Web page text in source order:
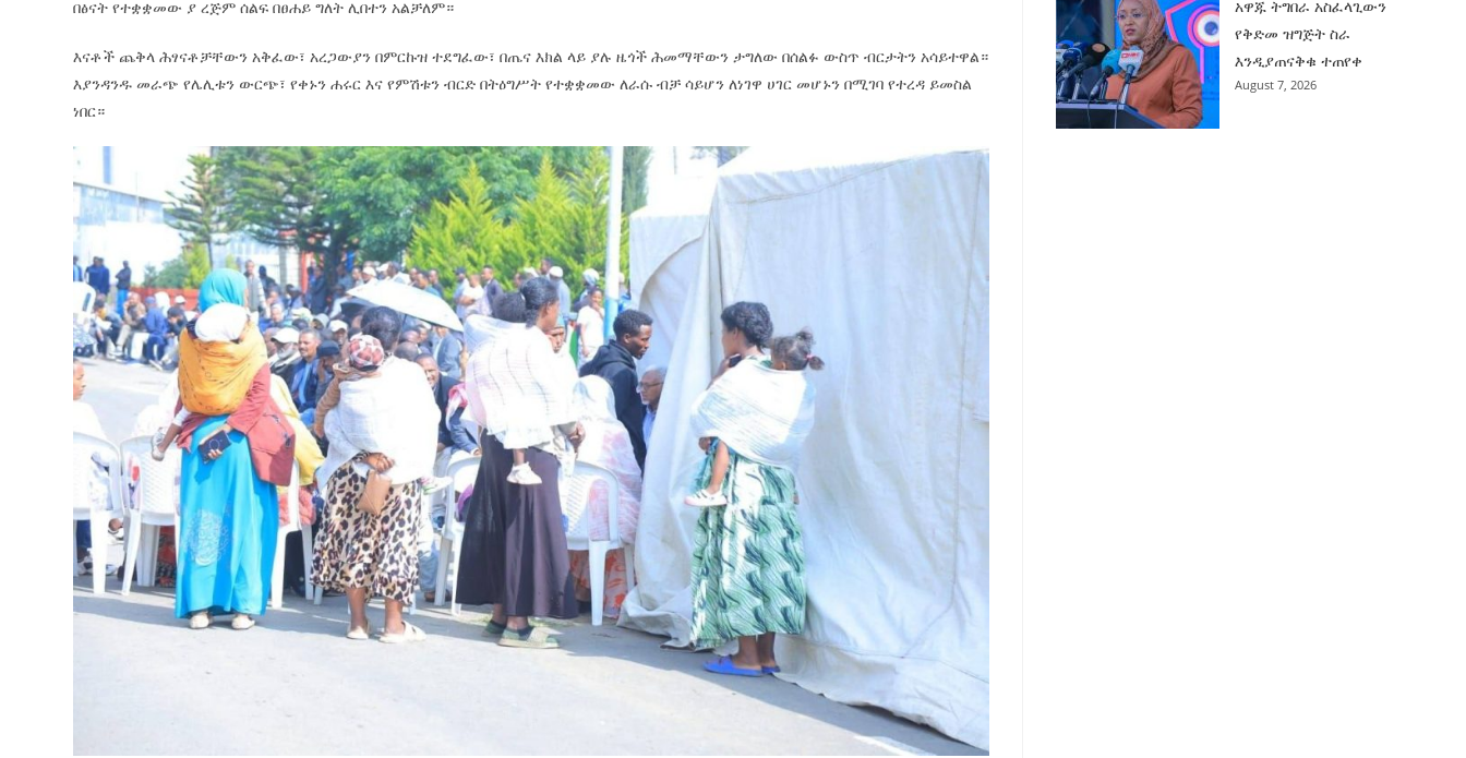
በፅናት የተቋቋመው ያ ረጅም ሰልፍ በፀሐይ ግለት ሊበተን አልቻለም።
እናቶች ጨቅላ ሕፃናቶቻቸውን አቅፈው፣ አረጋውያን በምርኩዝ ተደግፈው፣ በጤና እክል ላይ ያሉ ዜጎች ሕመማቸውን ታግለው በሰልፉ ውስጥ ብርታትን አሳይተዋል።
እያንዳንዱ መራጭ የሌሊቱን ውርጭ፣ የቀኑን ሐሩር እና የምሽቱን ብርድ በትዕግሥት የተቋቋመው ለራሱ ብቻ ሳይሆን ለነገዋ ሀገር መሆኑን በሚገባ የተረዳ ይመስል
ነበር።
አዋጁ ትግበራ አስፈላጊውን
የቅድመ ዝግጅት ስራ
እንዲያጠናቅቁ ተጠየቀ
August 7, 2026